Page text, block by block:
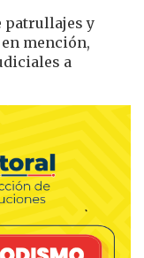
patrullajes y
mención,
a